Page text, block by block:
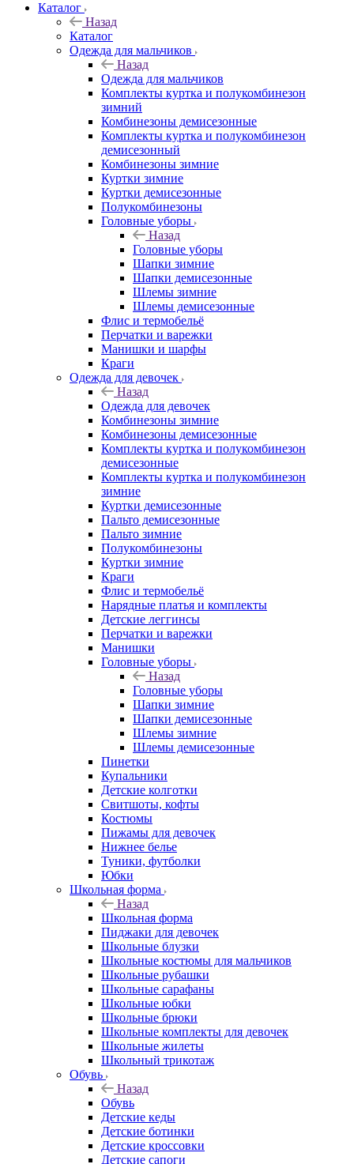
Каталог
Назад
Каталог
Одежда для мальчиков
Назад
Одежда для мальчиков
Комплекты куртка и полукомбинезон
зимний
Комбинезоны демисезонные
Комплекты куртка и полукомбинезон
демисезонный
Комбинезоны зимние
Куртки зимние
Куртки демисезонные
Полукомбинезоны
Головные уборы
Назад
Головные уборы
Шапки зимние
Шапки демисезонные
Шлемы зимние
Шлемы демисезонные
Флис и термобельё
Перчатки и варежки
Манишки и шарфы
Краги
Одежда для девочек
Назад
Одежда для девочек
Комбинезоны зимние
Комбинезоны демисезонные
Комплекты куртка и полукомбинезон
демисезонные
Комплекты куртка и полукомбинезон
зимние
Куртки демисезонные
Пальто демисезонные
Пальто зимние
Полукомбинезоны
Куртки зимние
Краги
Флис и термобельё
Нарядные платья и комплекты
Детские леггинсы
Перчатки и варежки
Манишки
Головные уборы
Назад
Головные уборы
Шапки зимние
Шапки демисезонные
Шлемы зимние
Шлемы демисезонные
Пинетки
Купальники
Детские колготки
Свитшоты, кофты
Костюмы
Пижамы для девочек
Нижнее белье
Туники, футболки
Юбки
Школьная форма
Назад
Школьная форма
Пиджаки для девочек
Школьные блузки
Школьные костюмы для мальчиков
Школьные рубашки
Школьные сарафаны
Школьные юбки
Школьные брюки
Школьные комплекты для девочек
Школьные жилеты
Школьный трикотаж
Обувь
Назад
Обувь
Детские кеды
Детские ботинки
Детские кроссовки
Детские сапоги